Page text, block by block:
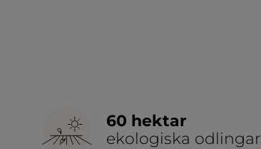
60 hektar
ekologiska odlingar